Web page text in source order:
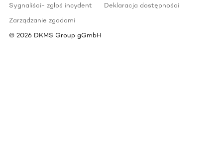
Sygnaliści- zgłoś incydent
Deklaracja dostępności
Zarządzanie zgodami
© 2026 DKMS Group gGmbH